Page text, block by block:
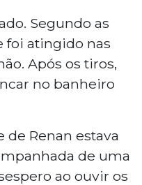
Segundo as
foi atingido nas
Após os tiros,
no banheiro
de Renan estava
de uma
ao ouvir os